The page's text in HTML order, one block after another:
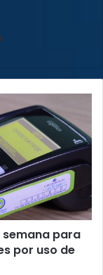
semana para
por uso de